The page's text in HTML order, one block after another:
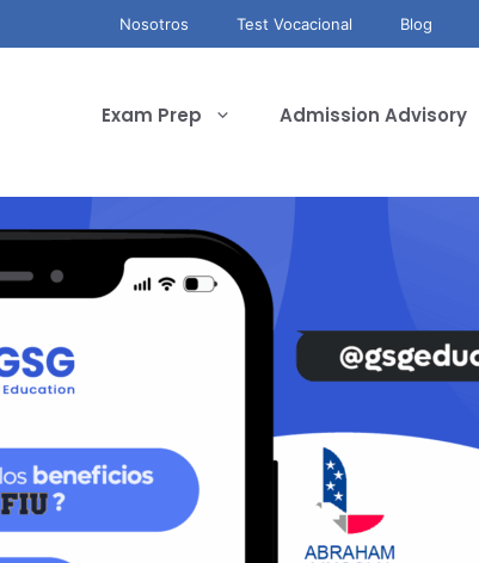
Nosotros Test Vocacional Blog
Exam Prep Admission Advisory